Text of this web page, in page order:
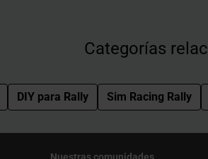
Categorías
DIY para Rally Sim Racing Rally
Nuestras comunidades